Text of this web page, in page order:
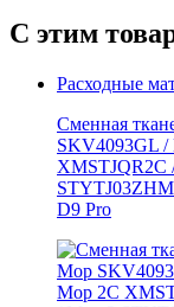
С этим
Расходные
Сменная
SKV4093GL /
XMSTJQR2C
D9 Pro